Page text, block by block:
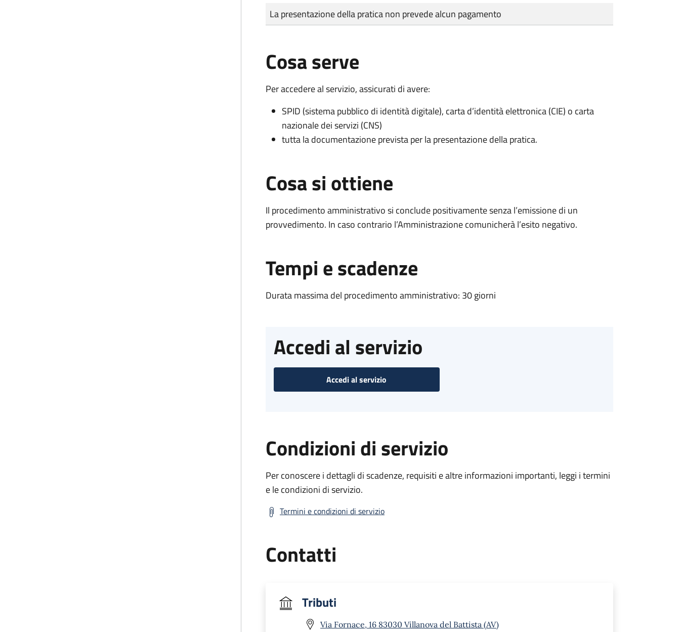
Tipo di pagamento
Importo
La presentazione della pratica non prevede alcun pagamento
Cosa serve
Per accedere al servizio, assicurati di avere:
SPID (sistema pubblico di identità digitale), carta d’identità elettronica (CIE) o carta
nazionale dei servizi (CNS)
tutta la documentazione prevista per la presentazione della pratica.
Cosa si ottiene
Il procedimento amministrativo si conclude positivamente senza l’emissione di un
provvedimento. In caso contrario l’Amministrazione comunicherà l’esito negativo.
Tempi e scadenze
Durata massima del procedimento amministrativo: 30 giorni
Accedi al servizio
Accedi al servizio
Condizioni di servizio
Per conoscere i dettagli di scadenze, requisiti e altre informazioni importanti, leggi i termini
e le condizioni di servizio.
Termini e condizioni di servizio
Contatti
Tributi
Via Fornace, 16 83030 Villanova del Battista (AV)